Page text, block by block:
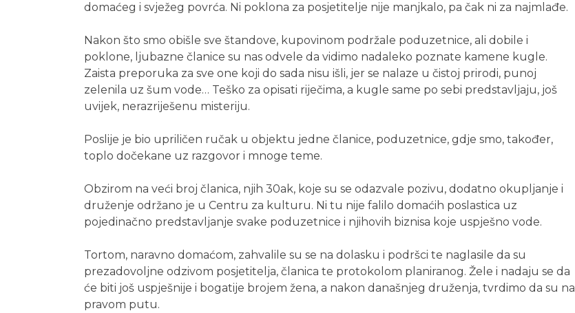
domaćeg i svježeg povrća. Ni poklona za posjetitelje nije manjkalo, pa čak ni za najmlađe.
Nakon što smo obišle sve štandove, kupovinom podržale poduzetnice, ali dobile i
poklone, ljubazne članice su nas odvele da vidimo nadaleko poznate kamene kugle.
Zaista preporuka za sve one koji do sada nisu išli, jer se nalaze u čistoj prirodi, punoj
zelenila uz šum vode… Teško za opisati riječima, a kugle same po sebi predstavljaju, još
uvijek, nerazriješenu misteriju.
Poslije je bio upriličen ručak u objektu jedne članice, poduzetnice, gdje smo, također,
toplo dočekane uz razgovor i mnoge teme.
Obzirom na veći broj članica, njih 30ak, koje su se odazvale pozivu, dodatno okupljanje i
druženje održano je u Centru za kulturu. Ni tu nije falilo domaćih poslastica uz
pojedinačno predstavljanje svake poduzetnice i njihovih biznisa koje uspješno vode.
Tortom, naravno domaćom, zahvalile su se na dolasku i podršci te naglasile da su
prezadovoljne odzivom posjetitelja, članica te protokolom planiranog. Žele i nadaju se da
će biti još uspješnije i bogatije brojem žena, a nakon današnjeg druženja, tvrdimo da su na
pravom putu.